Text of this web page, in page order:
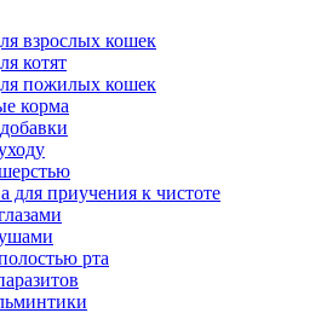
взрослых кошек
котят
пожилых кошек
корма
для приучения к чистоте
рта